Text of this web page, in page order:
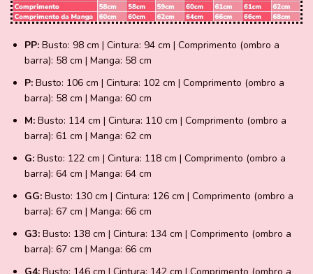
PP: Busto: 98 cm | Cintura: 94 cm | Comprimento (ombro a
barra): 58 cm | Manga: 58 cm
P: Busto: 106 cm | Cintura: 102 cm | Comprimento (ombro a
barra): 58 cm | Manga: 60 cm
M: Busto: 114 cm | Cintura: 110 cm | Comprimento (ombro a
barra): 61 cm | Manga: 62 cm
G: Busto: 122 cm | Cintura: 118 cm | Comprimento (ombro a
barra): 64 cm | Manga: 64 cm
GG: Busto: 130 cm | Cintura: 126 cm | Comprimento (ombro a
barra): 67 cm | Manga: 66 cm
G3: Busto: 138 cm | Cintura: 134 cm | Comprimento (ombro a
barra): 67 cm | Manga: 66 cm